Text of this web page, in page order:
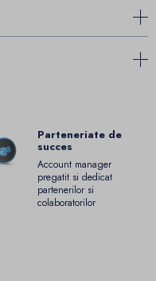
Parteneriate de
succes
Account manager
pregatit si dedicat
partenerilor si
colaboratorilor